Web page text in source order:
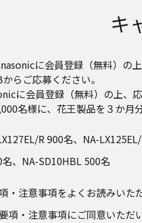
キ
に会員登録（無料）
らご応募ください。
に会員登録（無料）の上、
名様に、花王製品を３か月
R 900名、NA-
、NA-SD10HBL 500名
注意事項をよくお読みいた
・注意事項にご同意いただ